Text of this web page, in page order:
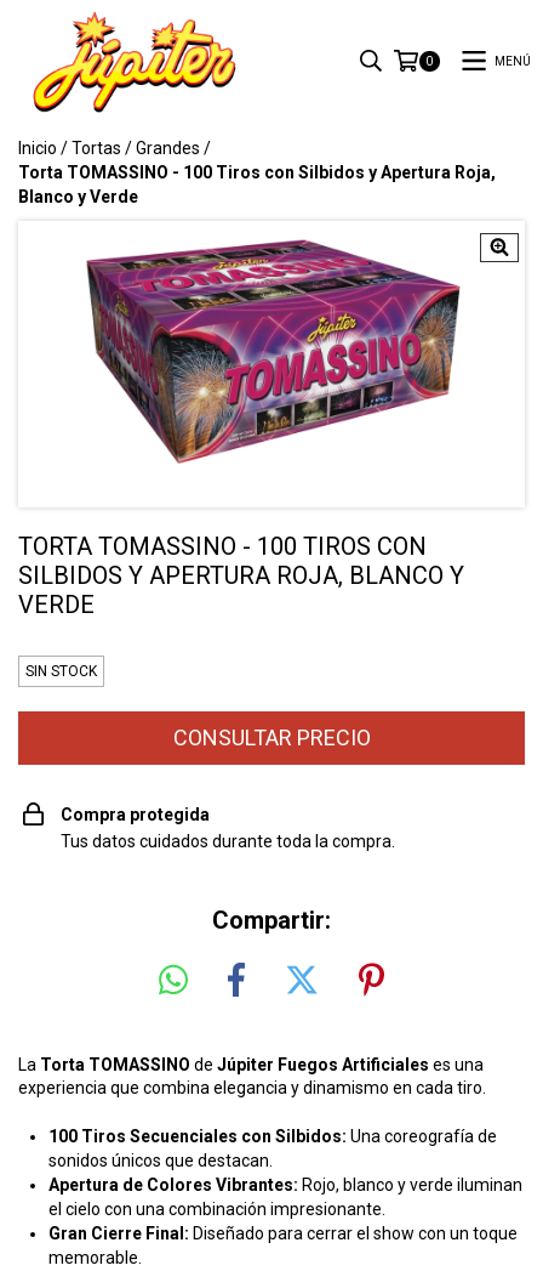
0 MENÚ
Inicio /Tortas /Grandes /
Torta TOMASSINO - 100 Tiros con Silbidos y Apertura Roja,
Blanco y Verde
TORTA TOMASSINO - 100 TIROS CON
SILBIDOS Y APERTURA ROJA, BLANCO Y
VERDE
SIN STOCK
Compra protegida
Tus datos cuidados durante toda la compra.
Compartir:
La Torta TOMASSINO de Júpiter Fuegos Artificiales es una
experiencia que combina elegancia y dinamismo en cada tiro.
100 Tiros Secuenciales con Silbidos: Una coreografía de
sonidos únicos que destacan.
Apertura de Colores Vibrantes: Rojo, blanco y verde iluminan
el cielo con una combinación impresionante.
Gran Cierre Final: Diseñado para cerrar el show con un toque
memorable.